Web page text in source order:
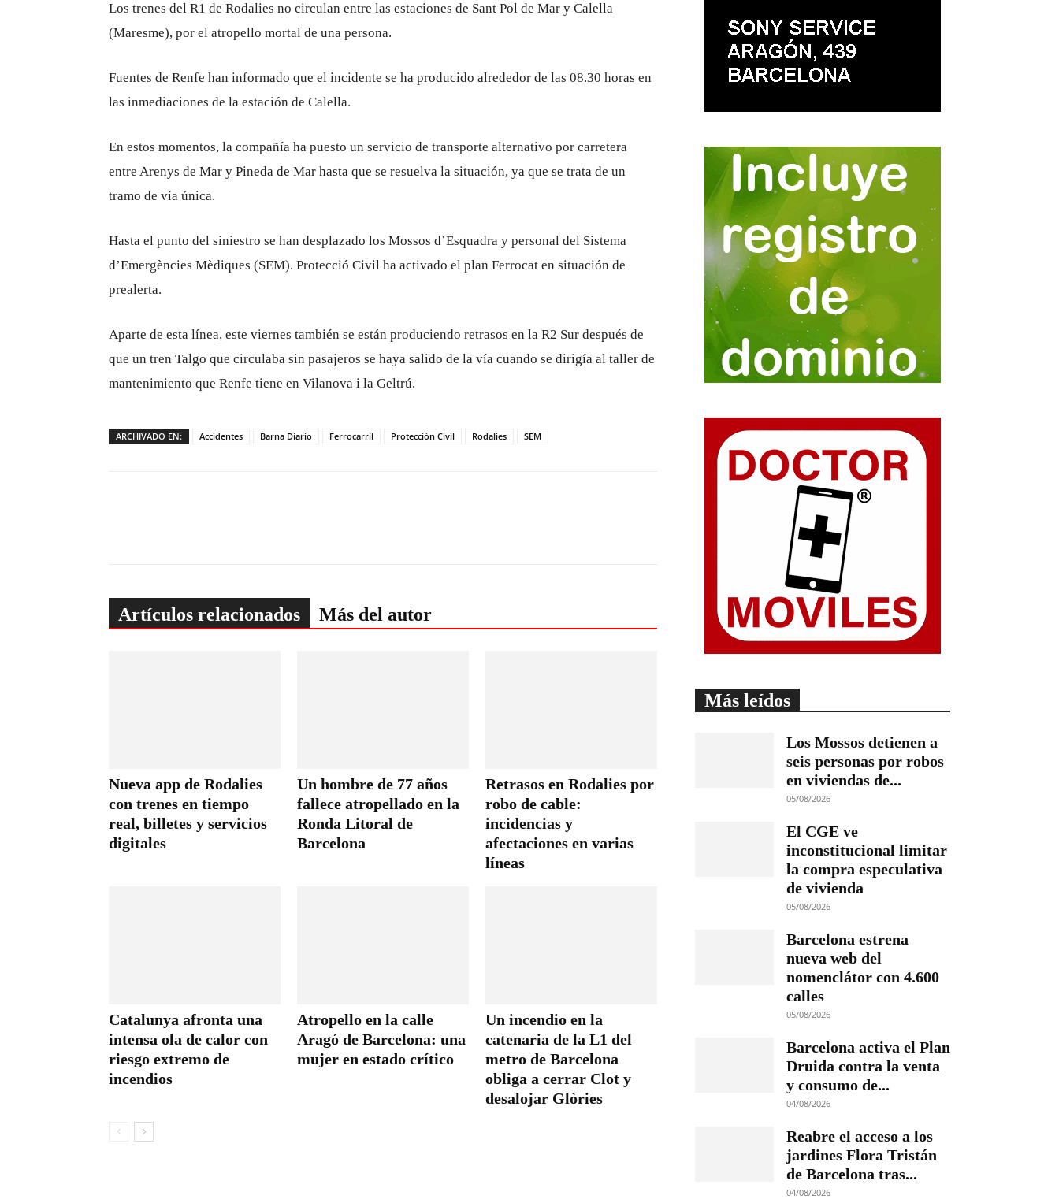
Los trenes del R1 de Rodalies no circulan entre las estaciones de Sant Pol de Mar y Calella
(Maresme), por el atropello mortal de una persona.
Fuentes de Renfe han informado que el incidente se ha producido alrededor de las 08.30 horas en
las inmediaciones de la estación de Calella.
En estos momentos, la compañía ha puesto un servicio de transporte alternativo por carretera
entre Arenys de Mar y Pineda de Mar hasta que se resuelva la situación, ya que se trata de un
tramo de vía única.
Hasta el punto del siniestro se han desplazado los Mossos d’Esquadra y personal del Sistema
d’Emergències Mèdiques (SEM). Protecció Civil ha activado el plan Ferrocat en situación de
prealerta.
Aparte de esta línea, este viernes también se están produciendo retrasos en la R2 Sur después de
que un tren Talgo que circulaba sin pasajeros se haya salido de la vía cuando se dirigía al taller de
mantenimiento que Renfe tiene en Vilanova i la Geltrú.
ARCHIVADO EN: Accidentes Barna Diario Ferrocarril Protección Civil Rodalies SEM
Artículos relacionados Más del autor
Nueva app de Rodalies
con trenes en tiempo
real, billetes y servicios
digitales
Un hombre de 77 años
fallece atropellado en la
Ronda Litoral de
Barcelona
Retrasos en Rodalies por
robo de cable:
incidencias y
afectaciones en varias
líneas
Catalunya afronta una
intensa ola de calor con
riesgo extremo de
incendios
Atropello en la calle
Aragó de Barcelona: una
mujer en estado crítico
Un incendio en la
catenaria de la L1 del
metro de Barcelona
obliga a cerrar Clot y
desalojar Glòries
Más leídos
Los Mossos detienen a
seis personas por robos
en viviendas de...
05/08/2026
El CGE ve
inconstitucional limitar
la compra especulativa
de vivienda
05/08/2026
Barcelona estrena
nueva web del
nomenclátor con 4.600
calles
05/08/2026
Barcelona activa el Plan
Druida contra la venta
y consumo de...
04/08/2026
Reabre el acceso a los
jardines Flora Tristán
de Barcelona tras...
04/08/2026